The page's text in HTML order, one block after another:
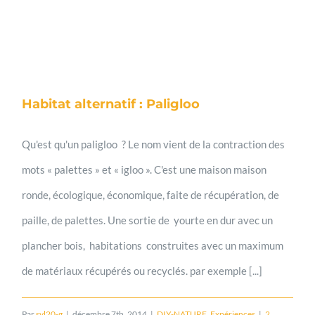
Habitat alternatif : Paligloo
Qu'est qu'un paligloo ? Le nom vient de la contraction des
mots « palettes » et « igloo ». C'est une maison maison
ronde, écologique, économique, faite de récupération, de
paille, de palettes. Une sortie de yourte en dur avec un
plancher bois, habitations construites avec un maximum
de matériaux récupérés ou recyclés. par exemple [...]